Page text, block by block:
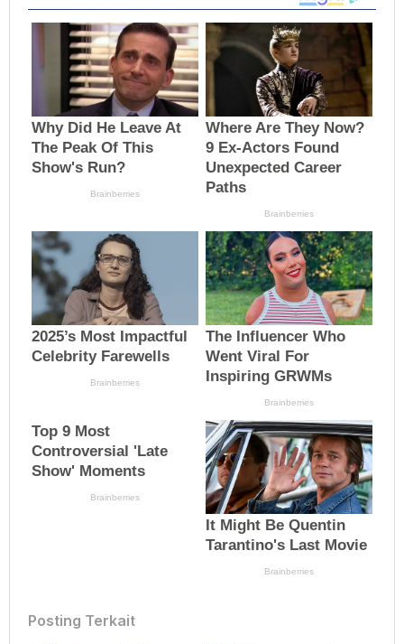
Posting Terkait